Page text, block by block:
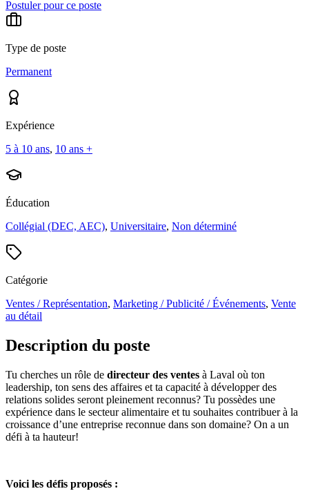
Postuler pour ce poste
Type de poste
Permanent
Expérience
5 à 10 ans, 10 ans +
Éducation
Collégial (DEC, AEC), Universitaire, Non déterminé
Catégorie
Ventes / Représentation, Marketing / Publicité / Événements, Vente
au détail
Description du poste
Tu cherches un rôle de directeur des ventes à Laval où ton
leadership, ton sens des affaires et ta capacité à développer des
relations solides seront pleinement reconnus? Tu possèdes une
expérience dans le secteur alimentaire et tu souhaites contribuer à la
croissance d’une entreprise reconnue dans son domaine? On a un
défi à ta hauteur!
Voici les défis proposés :